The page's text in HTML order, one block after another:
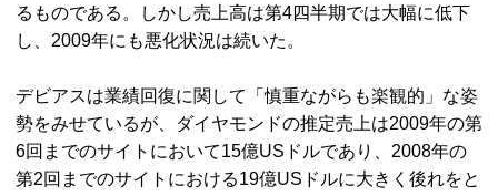
るものである。しかし売上高は第4四半期では大幅に低下
し、2009年にも悪化状況は続いた。
デビアスは業績回復に関して「慎重ながらも楽観的」な姿
勢をみせているが、ダイヤモンドの推定売上は2009年の第
6回までのサイトにおいて15億US ドルであり、2008年の
第2回までのサイトにおける19億US ドルに大きく後れをと